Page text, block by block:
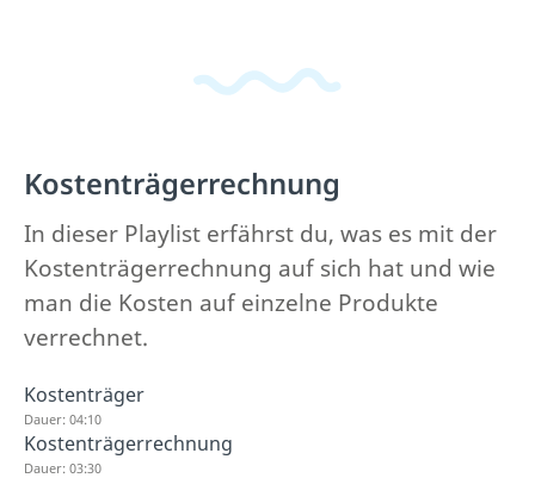
Kostenträgerrechnung
In dieser Playlist erfährst du, was es mit der
Kostenträgerrechnung auf sich hat und wie
man die Kosten auf einzelne Produkte
verrechnet.
Kostenträger
Dauer: 04:10
Kostenträgerrechnung
Dauer: 03:30